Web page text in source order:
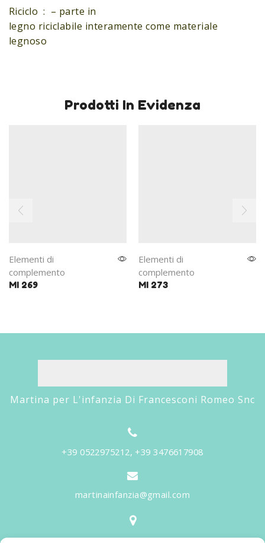
Riciclo : – parte in
legno riciclabile interamente come materiale
legnoso
Prodotti In Evidenza
Elementi di
complemento
MI 269
Elementi di
complemento
MI 273
Martina per L'infanzia Di Francesconi Romeo Snc
+39 0522975212, +39 3476617908
martinainfanzia@gmail.com